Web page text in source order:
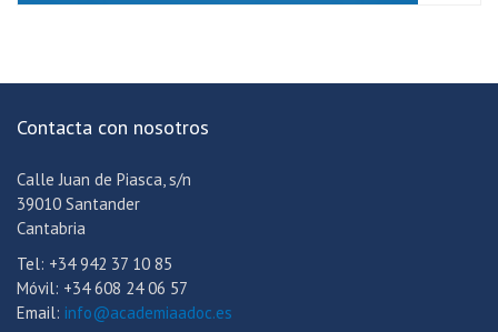
Contacta con nosotros
Calle Juan de Piasca, s/n
39010 Santander
Cantabria
Tel: +34 942 37 10 85
Móvil: +34 608 24 06 57
Email: info@academiaadoc.es